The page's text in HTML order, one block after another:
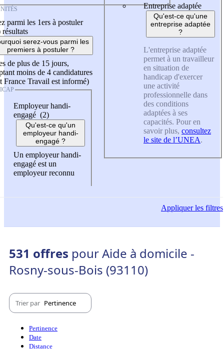
parmi les 1ers à postuler
résultats
serez-vous parmi les
premiers à postuler ?
de plus de 15 jours,
moins de 4 candidatures
France Travail est informé)
Employeur handi-
engagé (2)
Qu'est-ce qu'un
employeur handi-
engagé ?
Un employeur handi-
engagé est un
employeur reconnu
Entreprise adaptée
Qu'est-ce qu'une
entreprise adaptée
?
L'entreprise adaptée
permet à un travailleur
en situation de
handicap d'exercer
une activité
professionnelle dans
des conditions
adaptées à ses
capacités. Pour en
savoir plus, consultez
le site de l’UNEA.
Appliquerles filtres
531 offres pour Aide à domicile -
Rosny-sous-Bois (93110)
Trier par Pertinence
Pertinence
Date
Distance